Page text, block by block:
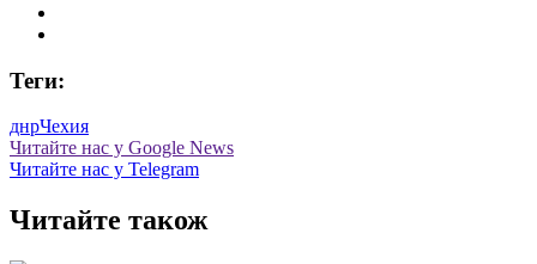
Теги:
днрЧехия
Читайте нас у Google News
Читайте нас у Telegram
Читайте також